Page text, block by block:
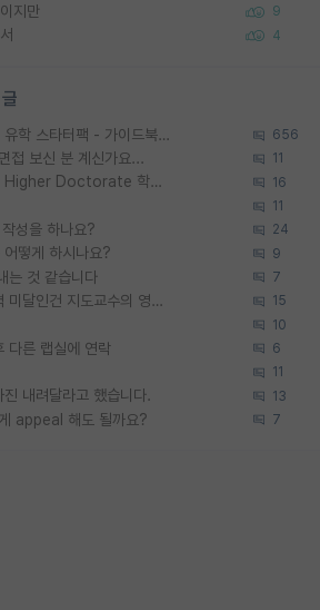
지만 9
4
[무료] 2026 미국 대학원 유학 스타터팩 - 가이드북 & 합격자 컨택메일 템플릿 656
접 보신 분 계신가요... 11
우리나라도 학구 열풍보면 Higher Doctorate 학위가 필요하다고 봅니다. 16
11
성을 하나요? 24
떻게 하시나요? 9
는 것 같습니다 7
랩실 대학원생들 모두 능력 미달인건 지도교수의 영향 아닌가? 15
10
다른 랩실에 연락 6
11
내려달라고 했습니다. 13
appeal 해도 될까요? 7